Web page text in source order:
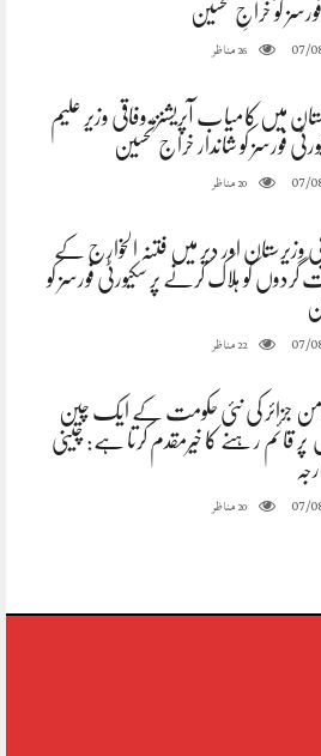
فورسز کو خراجِ تحسین
07/
26مناظر
میں کامیاب آپریشنز، وفاقی وزیر علیم
فورسز کو شاندار خراج تحسین
07/
20مناظر
وزیرستان اور دیر میں فتنہ الخوارج کے
کو ہلاک کرنے پر سکیورٹی فورسز کو
07/
22مناظر
جزائر کی نئی حکومت کے ایک چین
قائم رہنے کا خیرمقدم کرتا ہے: چینی
07/
20مناظر